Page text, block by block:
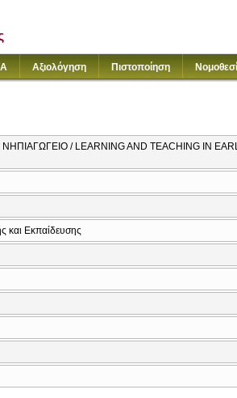
Αξιολόγηση Πιστοποίηση
/ LEARNING AND TEACHING IN
και Εκπαίδευσης